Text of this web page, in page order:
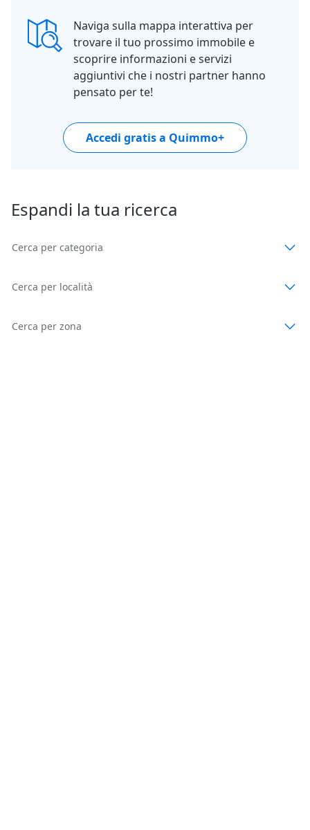
Naviga sulla mappa interattiva per
trovare il tuo prossimo immobile e
scoprire informazioni e servizi
aggiuntivi che i nostri partner hanno
pensato per te!
Accedi gratis a Quimmo+
Espandi la tua ricerca
Cerca per categoria
Cerca per località
Cerca per zona